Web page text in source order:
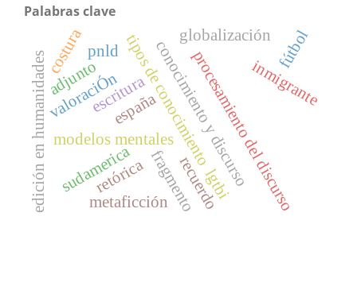
Palabras clave
procesamiento del discurso
conocimiento y discurso
tipos de conocimiento
modelos mentales
españa
sudamerica
globalización
inmigrante
escritura
fragmento
metaficción
edición en humanidadesvaloraciÓn
adjunto
pnld
recuerdo
costura
retórica
fútbol
lgtbi